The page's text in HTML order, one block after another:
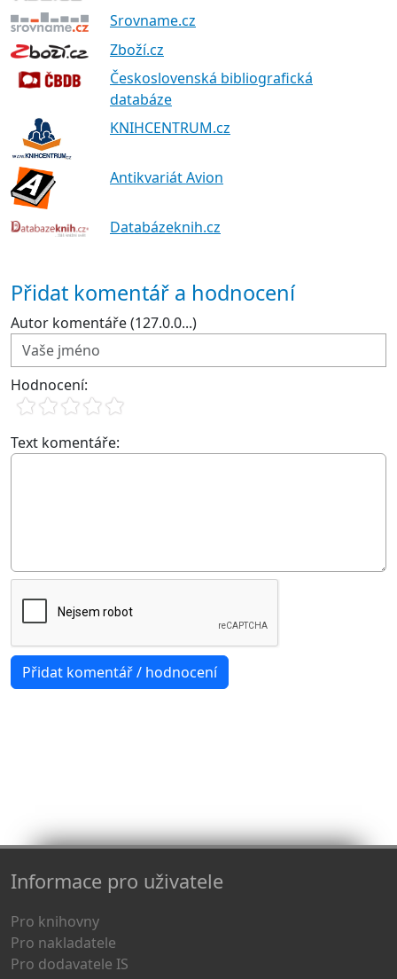
Srovname.cz
Zboží.cz
Československá bibliografická
databáze
KNIHCENTRUM.cz
Antikvariát Avion
Databázeknih.cz
Přidat komentář a hodnocení
Autor komentáře (127.0.0...)
Hodnocení:
Text komentáře:
Informace pro uživatele
Pro knihovny
Pro nakladatele
Pro dodavatele IS